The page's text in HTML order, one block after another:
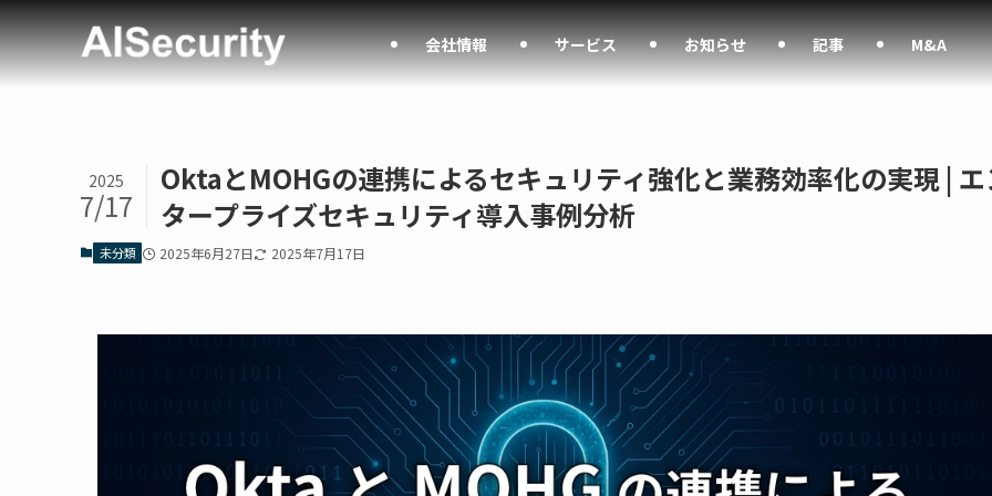
会社情報 サービス お知らせ 記事 M&A
OktaとMOHGの連携によるセキュリティ強化と業務効率化の実現 |
タープライズセキュリティ導入事例分析
2025
7/17
未分類 2025年6月27日 2025年7月17日